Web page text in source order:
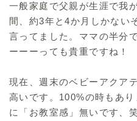
一般家庭で父親が生涯で我
間、約3年と4か月しかない
言ってました。ママの半分
ーーーっても貴重ですね！
現在、週末のベビーアクア
高いです。100%の時もあ
に「お教室感」無いです、